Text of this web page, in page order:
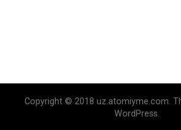
Copyright © 2018 uz.atomiyme.com.
WordPress.